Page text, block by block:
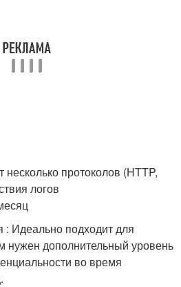
протоколов (HTTP,
логов
: Идеально подходит для
нужен дополнительный уровень
во время